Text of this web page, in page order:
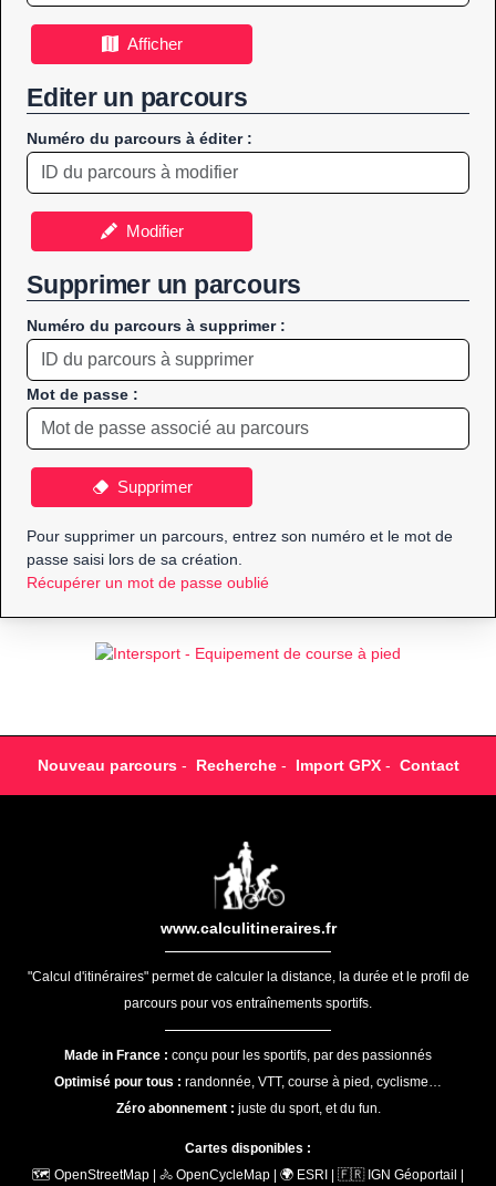
Afficher
Editer un parcours
Numéro du parcours à éditer :
Modifier
Supprimer un parcours
Numéro du parcours à supprimer :
Mot de passe :
Supprimer
Pour supprimer un parcours, entrez son numéro et le mot de
passe saisi lors de sa création.
Récupérer un mot de passe oublié
Nouveau parcours- Recherche- Import GPX- Contact
www.calculitineraires.fr
"Calcul d'itinéraires" permet de calculer la distance, la durée et le profil de
parcours pour vos entraînements sportifs.
Made in France : conçu pour les sportifs, par des passionnés
Optimisé pour tous : randonnée, VTT, course à pied, cyclisme…
Zéro abonnement : juste du sport, et du fun.
Cartes disponibles :
🗺️ OpenStreetMap | 🚴 OpenCycleMap | 🌍 ESRI | 🇫🇷 IGN Géoportail |